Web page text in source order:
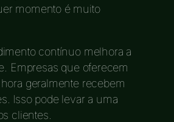
momento é muito
contínuo melhora a
Empresas que oferecem
geralmente recebem
Isso pode levar a uma
clientes.